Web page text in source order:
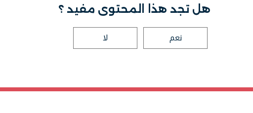
هل تجد هذا المحتوى مفيد ؟
نعم لا